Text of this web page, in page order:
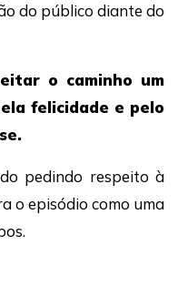
do público diante do
o caminho um
felicidade e pelo
pedindo respeito à
o episódio como uma